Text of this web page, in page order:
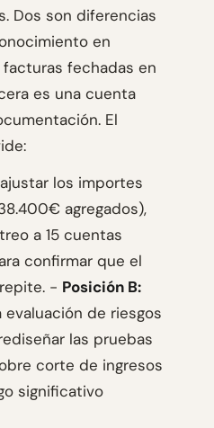
Dos son diferencias
en
fechadas en
es una cuenta
El
ajustar los importes
agregados),
a 15 cuentas
confirmar que el
- Posición B:
evaluación de riesgos
las pruebas
corte de ingresos
significativo